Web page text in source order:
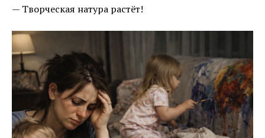
— Творческая натура растёт!